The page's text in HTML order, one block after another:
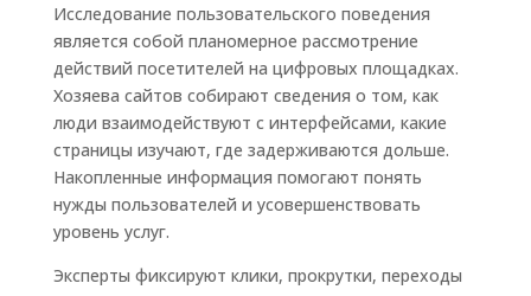
Исследование пользовательского поведения
является собой планомерное рассмотрение
действий посетителей на цифровых площадках.
Хозяева сайтов собирают сведения о том, как
люди взаимодействуют с интерфейсами, какие
страницы изучают, где задерживаются дольше.
Накопленные информация помогают понять
нужды пользователей и усовершенствовать
уровень услуг.
Эксперты фиксируют клики, прокрутки, переходы